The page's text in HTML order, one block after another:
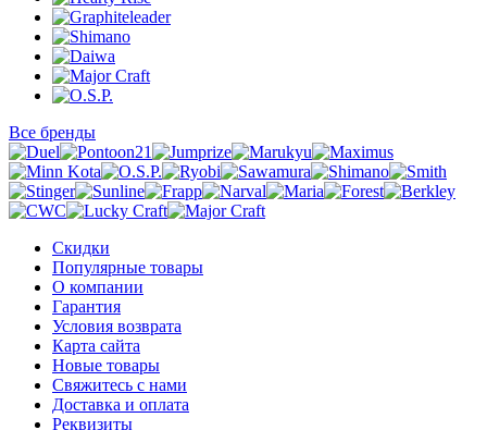
Все бренды
Скидки
Популярные товары
О компании
Гарантия
Условия возврата
Карта сайта
Новые товары
Свяжитесь с нами
Доставка и оплата
Реквизиты